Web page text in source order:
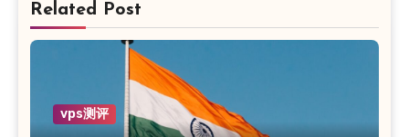
Related Post
vps测评